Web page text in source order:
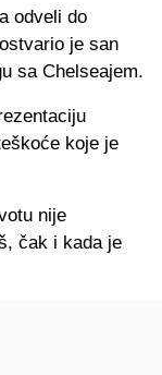
odveli do
je san
sa Chelseajem.
koje je
nije
čak i kada je